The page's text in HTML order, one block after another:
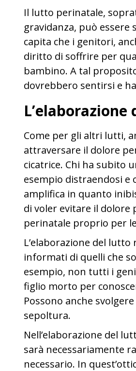
Il lutto perinatale,
gravidanza, può
capita che i genitori,
diritto di soffrire per
bambino. A tal
dovrebbero sentirsi e
Come per gli altri lutti,
attraversare il dolore
cicatrice. Chi ha subito
esempio distraendosi e
amplifica in quanto
di voler evitare il
perinatale proprio per
L’elaborazione del
informati di quelli che
esempio, non tutti i
figlio morto per
Possono anche
sepoltura.
Nell’elaborazione del
sarà necessariamente
necessario. In